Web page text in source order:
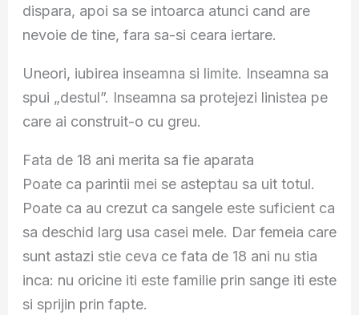
dispara, apoi sa se intoarca atunci cand are
nevoie de tine, fara sa-si ceara iertare.
Uneori, iubirea inseamna si limite. Inseamna sa
spui „destul”. Inseamna sa protejezi linistea pe
care ai construit-o cu greu.
Fata de 18 ani merita sa fie aparata
Poate ca parintii mei se asteptau sa uit totul.
Poate ca au crezut ca sangele este suficient ca
sa deschid larg usa casei mele. Dar femeia care
sunt astazi stie ceva ce fata de 18 ani nu stia
inca: nu oricine iti este familie prin sange iti este
si sprijin prin fapte.